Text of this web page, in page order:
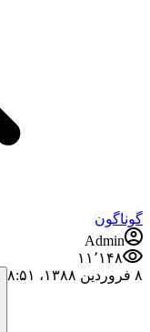
گوناگون
Admin
۱۱٬۱۴۸
۸ فروردین ۱۳۸۸،‏ ۸:۵۱